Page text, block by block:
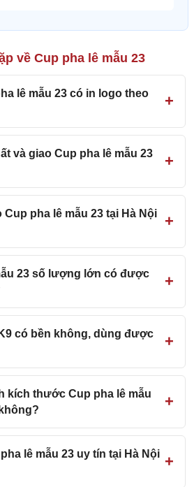
về Cup pha lê mẫu 23
lê mẫu 23 có in logo theo
và giao Cup pha lê mẫu 23
pha lê mẫu 23 tại Hà Nội
23 số lượng lớn có được
có bền không, dùng được
kích thước Cup pha lê mẫu
lê mẫu 23 uy tín tại Hà Nội